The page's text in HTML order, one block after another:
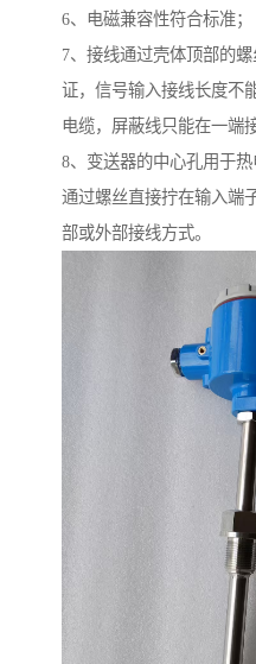
6、电磁兼容性符合标准；
7、接线通过壳体顶部的
证，信号输入接线长度不
电缆，屏蔽线只能在一端
8、变送器的中心孔用于
通过螺丝直接拧在输入端
部或外部接线方式。